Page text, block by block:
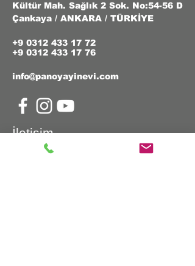
Kültür Mah. Sağlık 2 Sok. No:54-56 D
Çankaya / ANKARA / TÜRKİYE
+9 0312 433 17 72
+9 0312 433 17 76
info@panoyayinevi.com
İletişim